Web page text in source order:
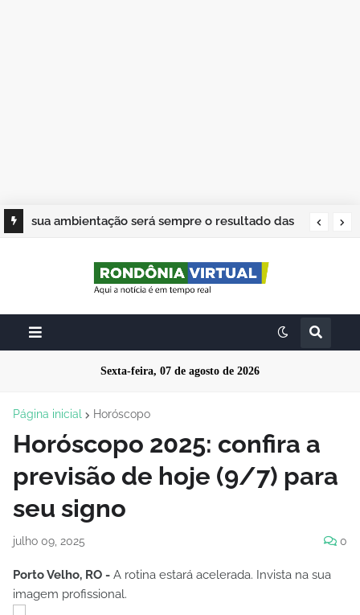
sua ambientação será sempre o resultado das
Sexta-feira, 07 de agosto de 2026
Página inicial Horóscopo
Horóscopo 2025: confira a
previsão de hoje (9/7) para
seu signo
julho 09, 2025 0
Porto Velho, RO - A rotina estará acelerada. Invista na sua
imagem profissional.